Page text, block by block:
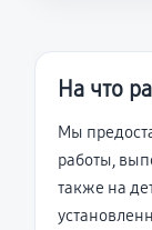
На что
Мы
работы,
также на